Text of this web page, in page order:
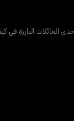
العائلات البارزة في